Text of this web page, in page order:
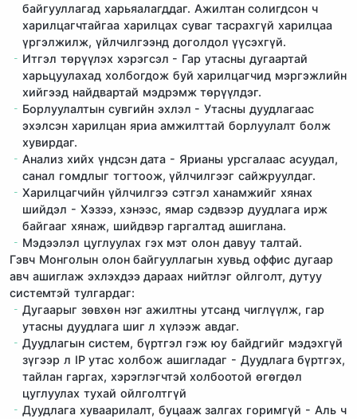
байгууллагад харьяалагддаг. Ажилтан солигдсон ч
харилцагчтайгаа харилцах суваг тасрахгүй харилцаа
үргэлжилж, үйлчилгээнд доголдол үүсэхгүй.
Итгэл төрүүлэх хэрэгсэл - Гар утасны дугаартай
харьцуулахад холбогдож буй харилцагчид мэргэжлийн
хийгээд найдвартай мэдрэмж төрүүлдэг.
Борлуулалтын сувгийн эхлэл - Утасны дуудлагаас
эхэлсэн харилцан яриа амжилттай борлуулалт болж
хувирдаг.
Анализ хийх үндсэн дата - Ярианы урсгалаас асуудал,
санал гомдлыг тогтоож, үйлчилгээг сайжруулдаг.
Харилцагчийн үйлчилгээ сэтгэл ханамжийг хянах
шийдэл - Хэзээ, хэнээс, ямар сэдвээр дуудлага ирж
байгааг хянаж, шийдвэр гаргалтад ашиглана.
Мэдээлэл цуглуулах гэх мэт олон давуу талтай.
Гэвч Монголын олон байгууллагын хувьд оффис дугаар
авч ашиглаж эхлэхдээ дараах нийтлэг ойлголт, дутуу
системтэй тулгардаг:
Дугаарыг зөвхөн нэг ажилтны утсанд чиглүүлж, гар
утасны дуудлага шиг л хүлээж авдаг.
Дуудлагын систем, бүртгэл гэж юу байдгийг мэдэхгүй
зүгээр л IP утас холбож ашигладаг - Дуудлага бүртгэх,
тайлан гаргах, хэрэглэгчтэй холбоотой өгөгдөл
цуглуулах тухай ойлголтгүй
Дуудлага хуваарилалт, буцааж залгах горимгүй - Аль ч